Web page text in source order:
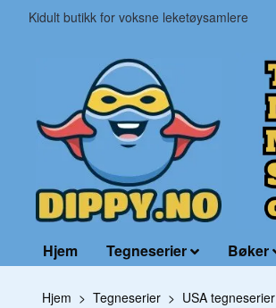
Kidult butikk for voksne leketøysamlere
Hjem Tegneserier Bøker
Hjem Tegneserier USA tegneserier